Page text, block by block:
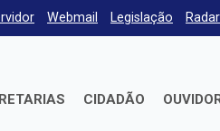
Webmail Legislação
CIDADÃO